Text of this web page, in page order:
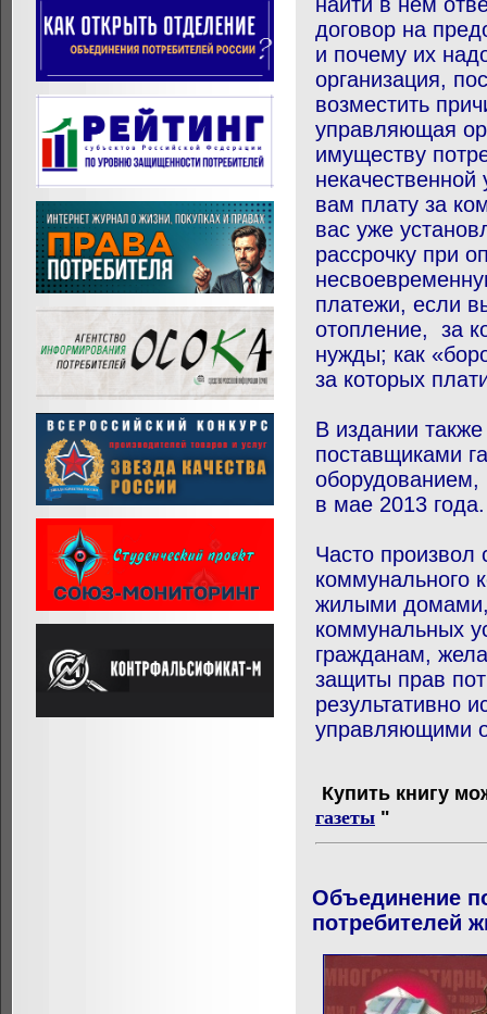
договор на
и почему их
организация,
возместить
управляющая
имуществу
вам плату за
вас уже
рассрочку при
платежи, если
отопление, за
нужды; как
за которых
В издании
поставщиками
в мае 2013 года.
Часто произвол
коммунального
жилыми домами,
коммунальных
гражданам,
защиты прав
результативно
управляющими
Купить книгу
газеты "
Объединение
потребителей